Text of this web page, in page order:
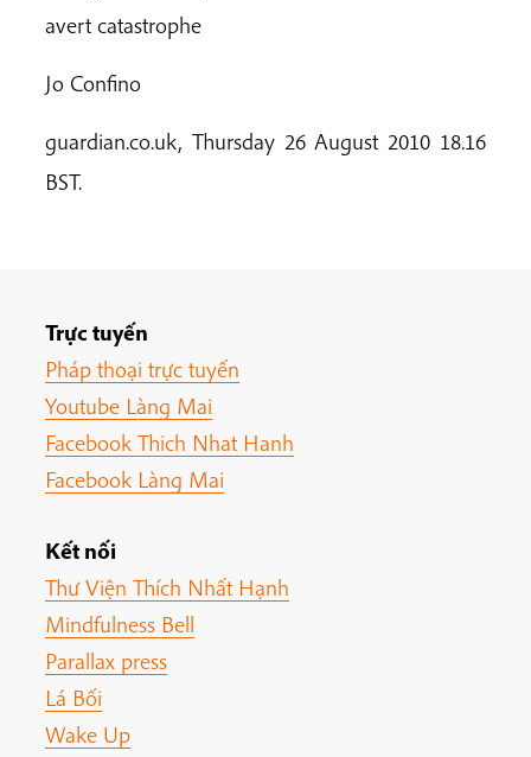
avert catastrophe
Jo Confino
guardian.co.uk, Thursday 26 August 2010 18.16
BST.
Trực tuyến
Pháp thoại trực tuyến
Youtube Làng Mai
Facebook Thich Nhat Hanh
Facebook Làng Mai
Kết nối
Thư Viện Thích Nhất Hạnh
Mindfulness Bell
Parallax press
Lá Bối
Wake Up